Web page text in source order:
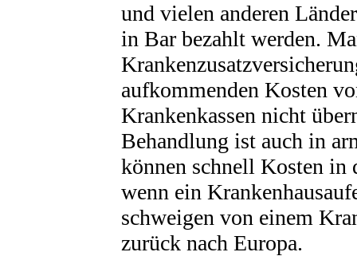
und vielen anderen
in Bar bezahlt werden.
aufkommenden Kosten
Krankenkassen nicht
Behandlung ist auch in
können schnell Kosten
wenn ein
schweigen von einem
zurück nach Europa.